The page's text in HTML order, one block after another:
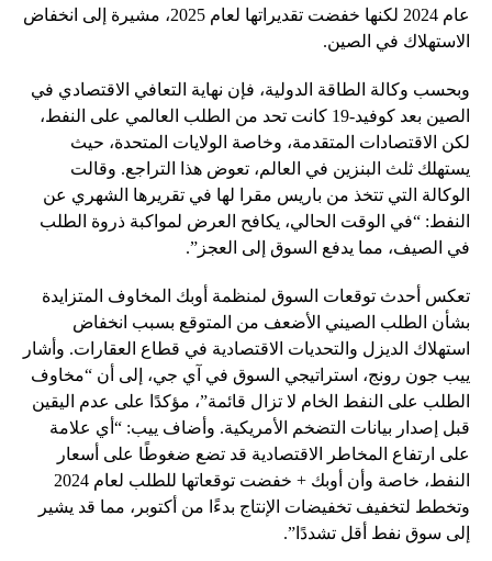
عام 2024 لكنها خفضت تقديراتها لعام 2025، مشيرة إلى انخفاض
الاستهلاك في الصين.
وبحسب وكالة الطاقة الدولية، فإن نهاية التعافي الاقتصادي في
الصين بعد كوفيد-19 كانت تحد من الطلب العالمي على النفط،
لكن الاقتصادات المتقدمة، وخاصة الولايات المتحدة، حيث
يستهلك ثلث البنزين في العالم، تعوض هذا التراجع. وقالت
الوكالة التي تتخذ من باريس مقرا لها في تقريرها الشهري عن
النفط: “في الوقت الحالي، يكافح العرض لمواكبة ذروة الطلب
في الصيف، مما يدفع السوق إلى العجز”.
تعكس أحدث توقعات السوق لمنظمة أوبك المخاوف المتزايدة
بشأن الطلب الصيني الأضعف من المتوقع بسبب انخفاض
استهلاك الديزل والتحديات الاقتصادية في قطاع العقارات. وأشار
ييب جون رونج، استراتيجي السوق في آي جي، إلى أن “مخاوف
الطلب على النفط الخام لا تزال قائمة”، مؤكدًا على عدم اليقين
قبل إصدار بيانات التضخم الأمريكية. وأضاف ييب: “أي علامة
على ارتفاع المخاطر الاقتصادية قد تضع ضغوطًا على أسعار
النفط، خاصة وأن أوبك + خفضت توقعاتها للطلب لعام 2024
وتخطط لتخفيف تخفيضات الإنتاج بدءًا من أكتوبر، مما قد يشير
إلى سوق نفط أقل تشددًا”.